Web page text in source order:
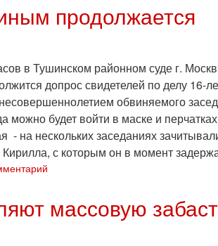
продолжается
в Тушинском районном суде г.
допрос свидетелей по делу 16-
обвиняемого
можно будет войти в маске и
- на нескольких заседаниях
с которым он в момент
массовую